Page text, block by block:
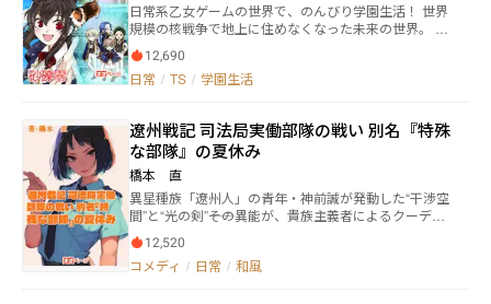
日常系乙女ゲームの世界で、のんびり学園生活！ 世界
規模の核戦争で地上に住めなくなった未来の世界。 地
下で、家に閉じこもりっきりの生活が人類のスタンダ
ードだ。 そんな普通の暮らしを送る15歳の少年サトル
が初めてもらったVRゲームが 『マジカル・ブリリア
乙女ゲームだけに、プレイヤーは全員、女子。 ―― ツン
デレ気質の悪役令嬢キャラなルームメイトに、ちゃっ
かりしたヒロインキャラ。ヤンデレ好きなエルフのお
姉さんキャラなどなど。 たくさんの女子に囲まれて、
ひたすらのんびり学園生活送ります！ ―― 俺も、TSして
るけど。 ※『小説家になろう』にて先行公開・完結
済みの作品のタイトルの一部を変更した作品です。
※表紙は砂臥環さまに描いていただきました。 ©️砂礫零
無断複写・転載を禁止します。 Unauthorized reprodu
12,690
日常 / TS / 学園生活
遼州戦記 司法局実働部隊の戦い 別名『特殊
な部隊』の夏休み
橋本 直
異星種族「遼州人」の青年・神前誠が発動した“干渉空
間”と“光の剣”――その異能が、貴族主義者によるクーデタ
ー未遂事件「近藤事件」を阻止してから一か月。だ
が、宇宙に法術師の存在が公表されたことで、世界は
静かに混乱の只中にあった。 そんな中でも、誠が所属
12,520
コメディ / 日常 / 和風